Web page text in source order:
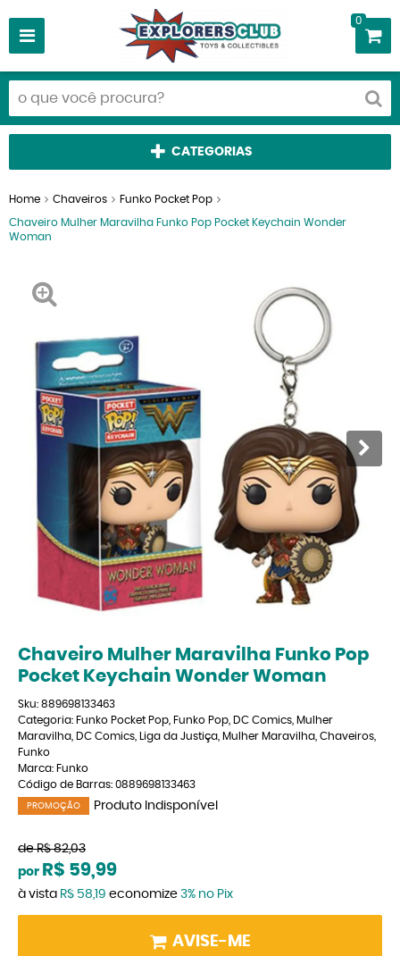
0
CATEGORIAS
Home Chaveiros Funko Pocket Pop
Chaveiro Mulher Maravilha Funko Pop Pocket Keychain Wonder
Woman
Chaveiro Mulher Maravilha Funko Pop
Pocket Keychain Wonder Woman
Sku: 889698133463
Categoria: Funko Pocket Pop Funko Pop DC Comics Mulher
Maravilha DC Comics Liga da Justiça Mulher Maravilha Chaveiros
Funko
Marca: Funko
Código de Barras: 0889698133463
PROMOÇÃO Produto Indisponível
de R$ 82,03
por R$ 59,99
à vista R$ 58,19 economize 3% no Pix
AVISE-ME